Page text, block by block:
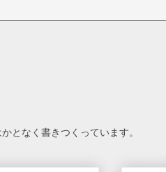
となく書きつくっています。